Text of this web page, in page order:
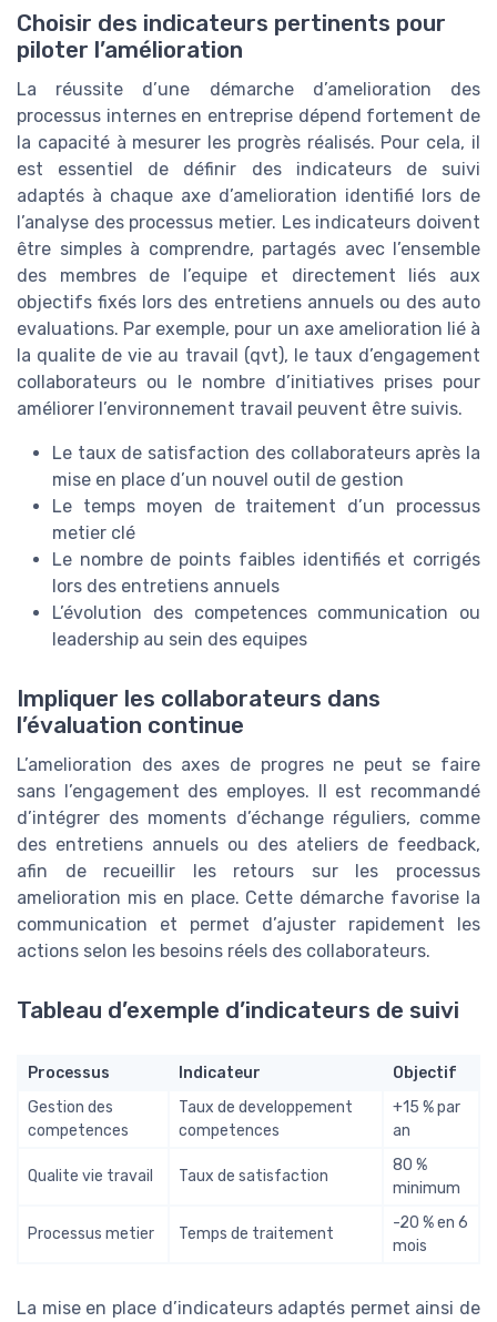
Choisir des indicateurs pertinents pour
piloter l’amélioration
La réussite d’une démarche d’amelioration des
processus internes en entreprise dépend fortement de
la capacité à mesurer les progrès réalisés. Pour cela, il
est essentiel de définir des indicateurs de suivi
adaptés à chaque axe d’amelioration identifié lors de
l’analyse des processus metier. Les indicateurs doivent
être simples à comprendre, partagés avec l’ensemble
des membres de l’equipe et directement liés aux
objectifs fixés lors des entretiens annuels ou des auto
evaluations. Par exemple, pour un axe amelioration lié à
la qualite de vie au travail (qvt), le taux d’engagement
collaborateurs ou le nombre d’initiatives prises pour
améliorer l’environnement travail peuvent être suivis.
Le taux de satisfaction des collaborateurs après la
mise en place d’un nouvel outil de gestion
Le temps moyen de traitement d’un processus
metier clé
Le nombre de points faibles identifiés et corrigés
lors des entretiens annuels
L’évolution des competences communication ou
leadership au sein des equipes
Impliquer les collaborateurs dans
l’évaluation continue
L’amelioration des axes de progres ne peut se faire
sans l’engagement des employes. Il est recommandé
d’intégrer des moments d’échange réguliers, comme
des entretiens annuels ou des ateliers de feedback,
afin de recueillir les retours sur les processus
amelioration mis en place. Cette démarche favorise la
communication et permet d’ajuster rapidement les
actions selon les besoins réels des collaborateurs.
Tableau d’exemple d’indicateurs de suivi
Processus Indicateur
Objectif
Gestion des
competences
Taux de developpement
competences
+15 % par
an
Qualite vie travail Taux de satisfaction
80 %
minimum
Processus metier Temps de traitement
-20 % en 6
mois
La mise en place d’indicateurs adaptés permet ainsi de